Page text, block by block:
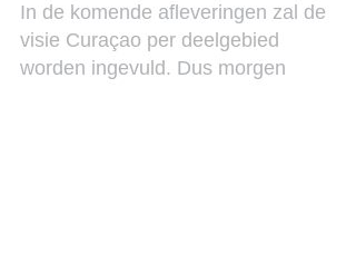
In de komende afleveringen zal de
visie Curaçao per deelgebied
worden ingevuld. Dus morgen